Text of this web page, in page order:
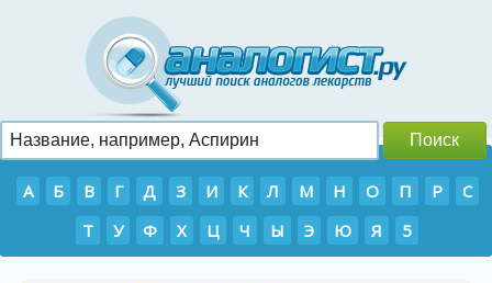
А Б В Г Д З И К Л М Н О П Р
С
Т
У Ф Х Ц Ч Ы Э Ю Я 5